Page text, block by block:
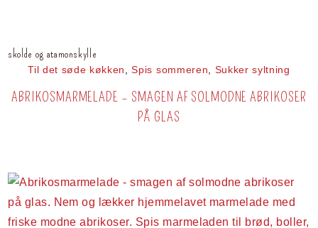
skolde og atamonskylle
Til det søde køkken ,Spis sommeren, Sukker syltning
ABRIKOSMARMELADE – SMAGEN AF SOLMODNE ABRIKOSER
PÅ GLAS